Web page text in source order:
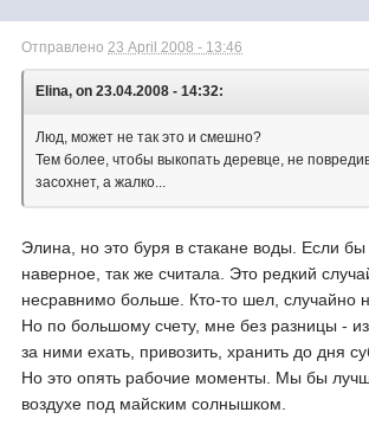
Отправлено23 April 2008 - 13:46
Elina, on 23.04.2008 - 14:32:
Люд, может не так это и смешно?
Тем более, чтобы выкопать деревце, не
засохнет, а жалко...
Элина, но это буря в стакане воды. Если
наверное, так же считала. Это редкий
несравнимо больше. Кто-то шел, случайно
Но по большому счету, мне без разницы -
за ними ехать, привозить, хранить до дня
Но это опять рабочие моменты. Мы бы
воздухе под майским солнышком.